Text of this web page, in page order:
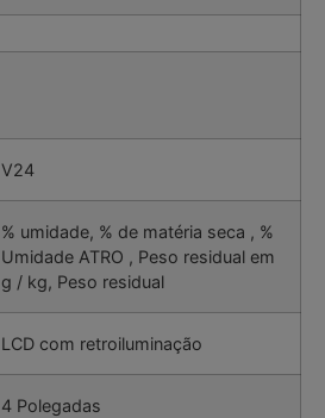
V24
% umidade, % de matéria seca , %
Umidade ATRO , Peso residual em
g / kg, Peso residual
LCD com retroiluminação
4 Polegadas